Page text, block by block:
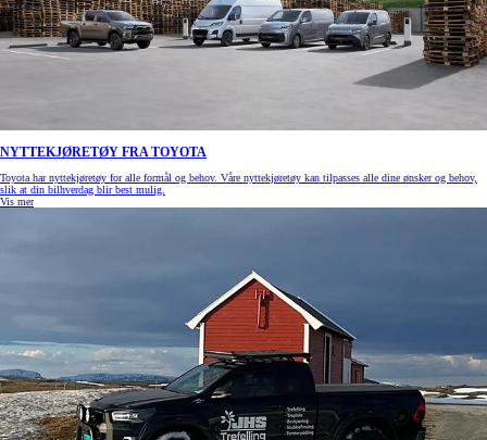
NYTTEKJØRETØY FRA TOYOTA
Toyota har nyttekjøretøy for alle formål og behov. Våre nyttekjøretøy kan tilpasses alle dine ønsker og behov,
slik at din bilhverdag blir best mulig.
Vis mer